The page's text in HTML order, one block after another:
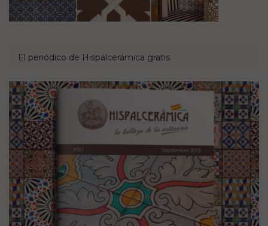
El periódico de Hispalcerámica gratis